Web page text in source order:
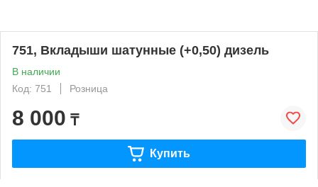
751, Вкладыши шатунные (+0,50) дизель
В наличии
Код: 751
Розница
8 000 ₸
Купить